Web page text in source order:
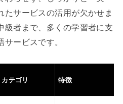
たサービスの活用が欠かせま
級者まで、多くの学習者に支
ービスです。
カテゴリ 特徴